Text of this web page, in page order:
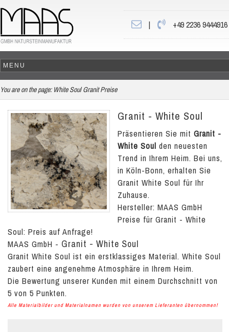
| +49 2236 9444916
You are on the page: White Soul Granit Preise
Granit - White Soul
Präsentieren Sie mit Granit -
White Soul den neuesten
Trend in Ihrem Heim. Bei uns,
in Köln-Bonn, erhalten Sie
Granit White Soul für Ihr
Zuhause.
Hersteller: MAAS GmbH
Preise für Granit - White
Soul: Preis auf Anfrage!
MAAS GmbH - Granit - White Soul
Granit White Soul ist ein erstklassiges Material. White Soul
zaubert eine angenehme Atmosphäre in Ihrem Heim.
Die Bewertung unserer Kunden mit einem Durchschnitt von
5 von 5 Punkten.
Alle Materialbilder und Materialnamen wurden von unserem Lieferanten übernommen!